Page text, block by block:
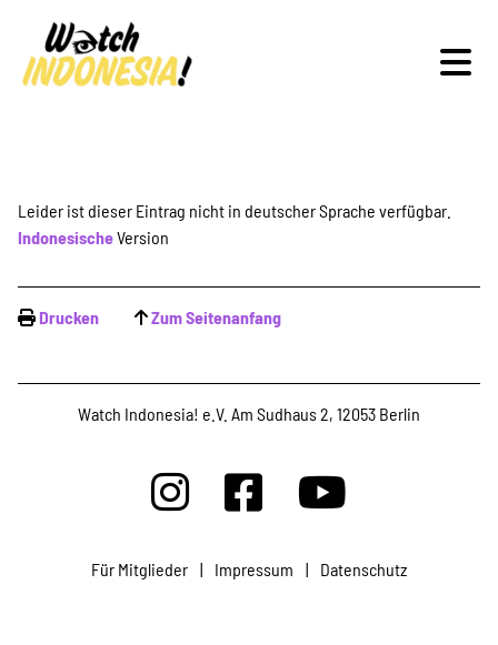
Schwerpunkte
Veranstaltungen
Publikationen
Projekte
Leider ist dieser Eintrag nicht in deutscher Sprache verfügbar.
IndonesischeVersion
Drucken Zum Seitenanfang
Watch Indonesia! e.V. Am Sudhaus 2, 12053 Berlin
Für Mitglieder | Impressum | Datenschutz